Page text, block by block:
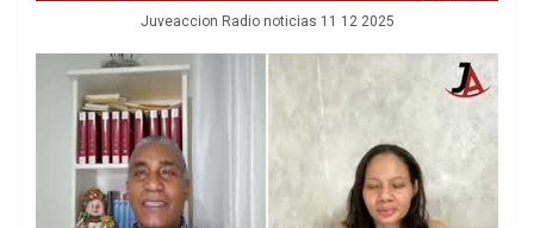
Juveaccion Radio noticias 11 12 2025